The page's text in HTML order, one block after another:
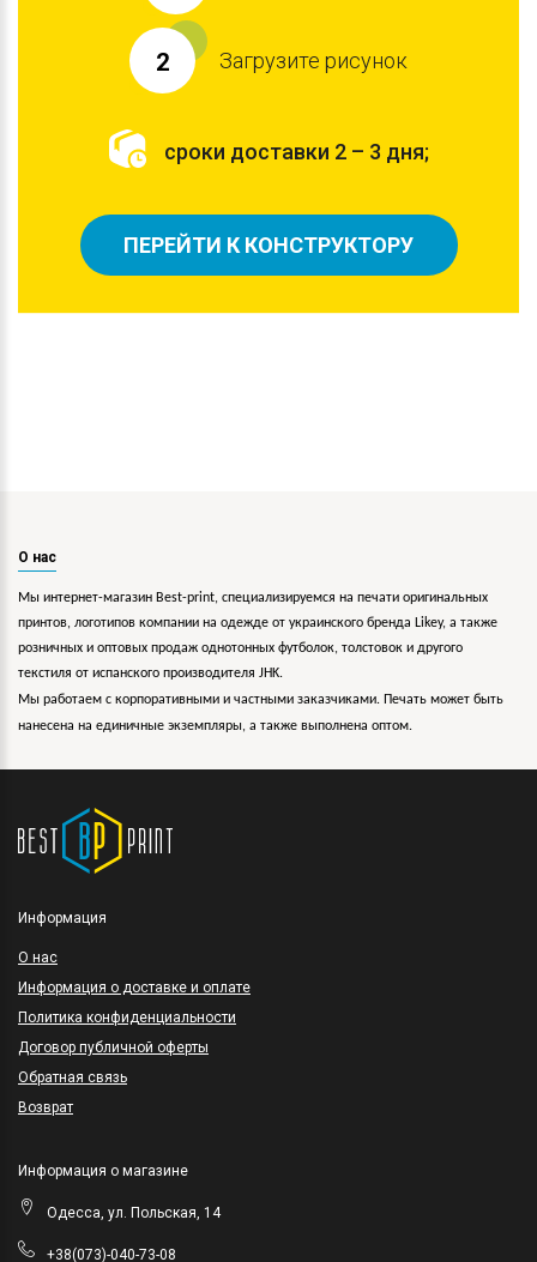
2 Загрузите рисунок
сроки доставки 2 – 3 дня;
ПЕРЕЙТИ К КОНСТРУКТОРУ
О нас
Мы интернет-магазин Best-print, специализируемся на печати оригинальных
принтов, логотипов компании на одежде от украинского бренда Likey, а также
розничных и оптовых продаж однотонных футболок, толстовок и другого
текстиля от испанского производителя JHK.
Мы работаем с корпоративными и частными заказчиками. Печать может быть
нанесена на единичные экземпляры, а также выполнена оптом.
Информация
O нас
Информация о доставке и оплате
Политика конфиденциальности
Договор публичной оферты
Обратная связь
Возврат
Информация о магазине
Одесса, ул. Польская, 14
+38(073)-040-73-08